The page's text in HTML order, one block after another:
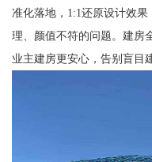
准化落地，1:1还原设计效
理、颜值不符的问题。建房
业主建房更安心，告别盲目